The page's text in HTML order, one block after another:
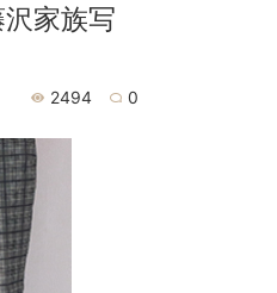
家族写
2494 0